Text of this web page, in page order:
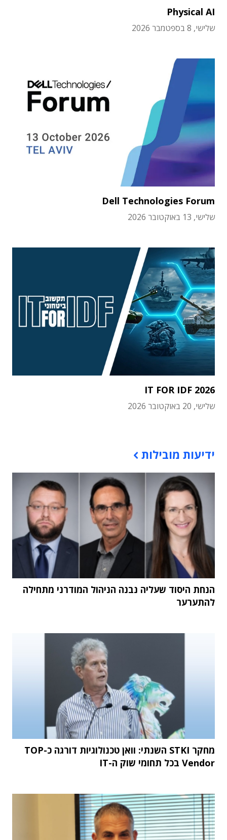
Physical AI
שלישי, 8 בספטמבר 2026
Dell Technologies Forum
שלישי, 13 באוקטובר 2026
IT FOR IDF 2026
שלישי, 20 באוקטובר 2026
ידיעות מובילות
הנחת היסוד שעליה נבנה הניהול המודרני מתחילה
להתערער
מחקר STKI השנתי: וואן טכנולוגיות דורגה כ-TOP
Vendor בכל תחומי שוק ה-IT